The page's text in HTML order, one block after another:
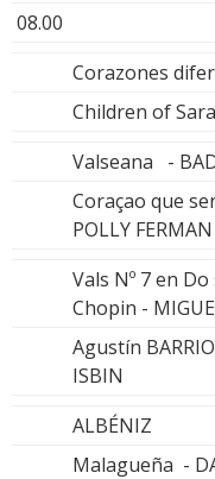
08.00
Corazones
Children of
Valseana -
Coraçao que
POLLY FERMAN
Vals Nº 7 en
Chopin -
Agustín
ISBIN
ALBÉNIZ
Malagueña -